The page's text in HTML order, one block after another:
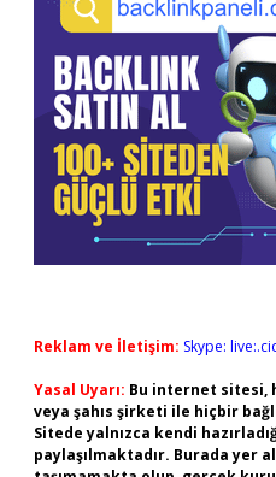
Reklam ve İletişim: Skype:
Yasal Uyarı: Bu internet sitesi,
veya şahıs şirketi ile hiçbir
Sitede yalnızca kendi
paylaşılmaktadır. Burada yer